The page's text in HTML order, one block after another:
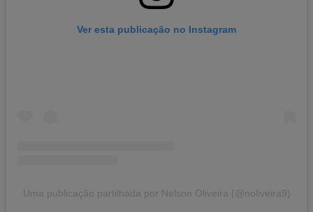
Ver esta publicação no Instagram
Uma publicação partilhada por Nelson Oliveira (@noliveira9)